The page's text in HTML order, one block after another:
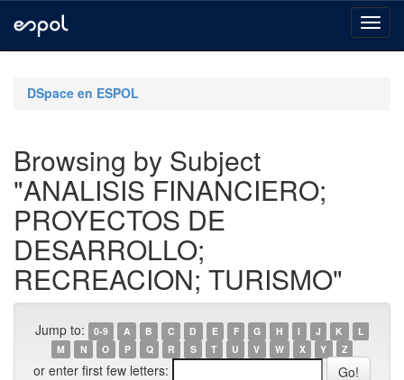
navigationDSpace en ESPOL
Browsing by Subject
"ANALISIS FINANCIERO;
PROYECTOS DE
DESARROLLO;
RECREACION; TURISMO"
Jump to: 0-9 A B C D E F G H I J K
L
M
N O P Q R S T U V W X Y Z
or enter first few letters: